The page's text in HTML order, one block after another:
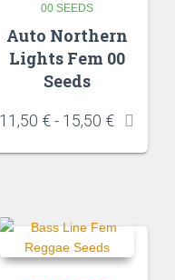
00 SEEDS
Auto Northern
Lights Fem 00
Seeds
11,50 €- 15,50 €